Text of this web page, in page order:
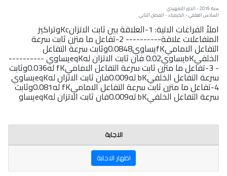
سنة: 2019 - الدور التمهيدي
السادس العلمي - الكيمياء - الفصل الثاني
املأ الفراغات الاتية: 1-العلاقة بين ثابت الاتزانKcوتراكيز
المتفاعلات علاقة---------- 2-تفاعل ما متزن ثابت سرعة
التفاعل الاماميfKيساوي0.0848وثابت سرعة التفاعل
الخلفيbKيساوي0.02 فان ثابت الاتزان لهeqKيساوي ----------
- 3-تفاعل ما متزن ثابت سرعة التفاعل الاماميfK له0.036وثابت
سرعة التفاعل الخلفيbK له0.009فان ثابت الاتزان لهeqKيساوي
4-تفاعل ما متزن ثابت سرعة التفاعل الاماميfK له0.081وثابت
سرعة التفاعل الخلفيbK له0.009فان ثابت الاتزان لهeqKيساو
الاجابة
اظهار الاجابة